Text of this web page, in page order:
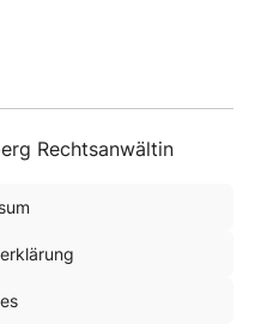
Rechtsanwältin